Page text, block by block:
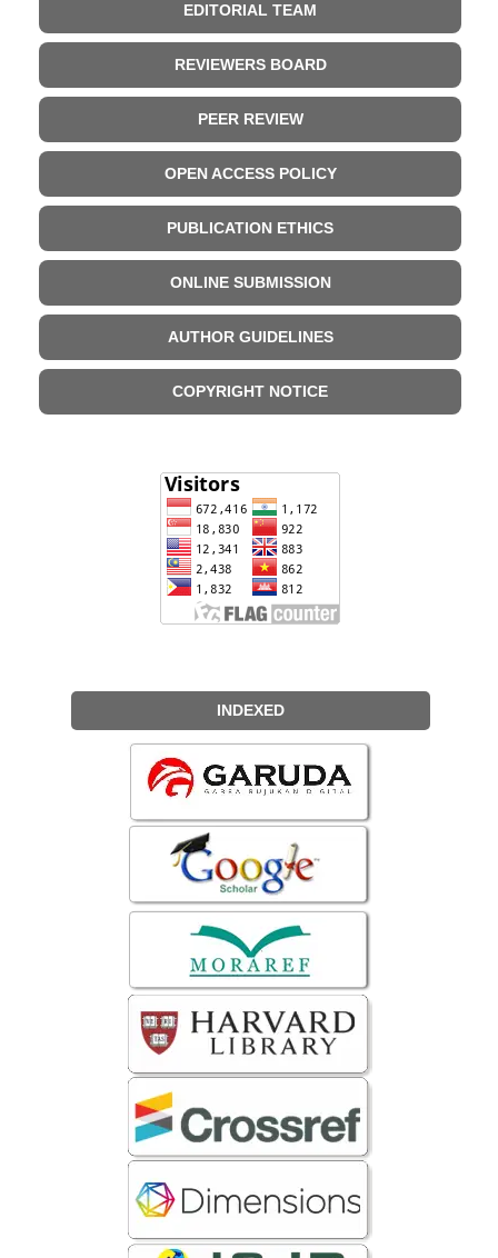
EDITORIAL TEAM
REVIEWERS BOARD
PEER REVIEW
OPEN ACCESS POLICY
PUBLICATION ETHICS
ONLINE SUBMISSION
AUTHOR GUIDELINES
COPYRIGHT NOTICE
INDEXED